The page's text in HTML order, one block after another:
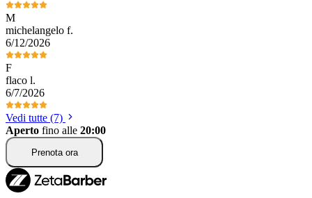
M
michelangelo f.
6/12/2026
F
flaco l.
6/7/2026
Vedi tutte (7)
Aperto fino alle 20:00
Prenota ora